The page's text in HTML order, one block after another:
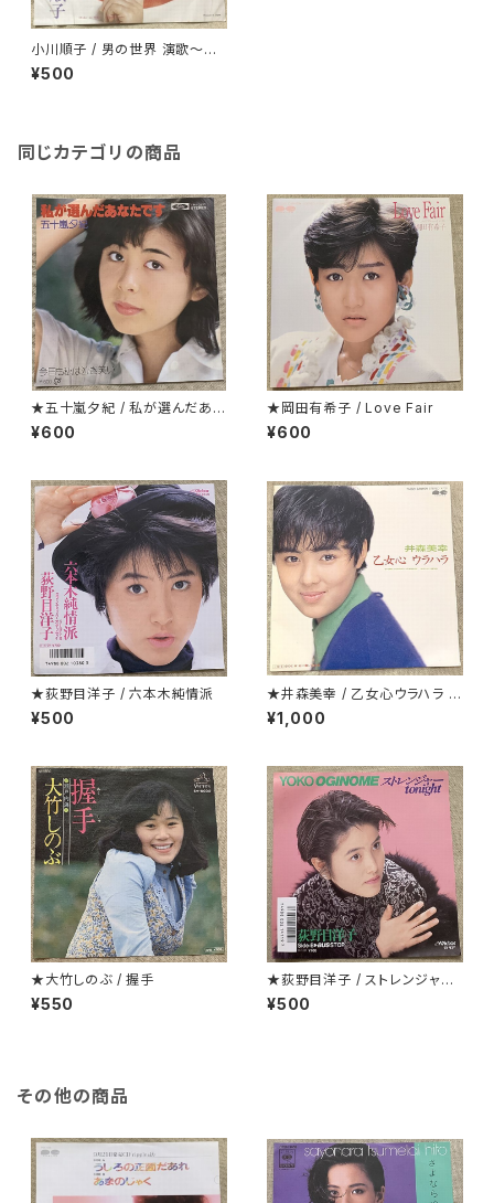
小川順子 / 男の世界 演歌～歌
謡系
¥500
同じカテゴリの商品
★五十嵐夕紀 / 私が選んだあな
たです
¥600
★岡田有希子 / Love Fair
¥600
★荻野目洋子 / 六本木純情派
¥500
★井森美幸 / 乙女心ウラハラ プ
ロモ
¥1,000
★大竹しのぶ / 握手
¥550
★荻野目洋子 / ストレンジャーt
onight
¥500
その他の商品